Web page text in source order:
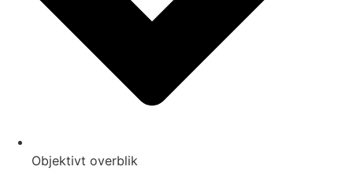
Objektivt overblik